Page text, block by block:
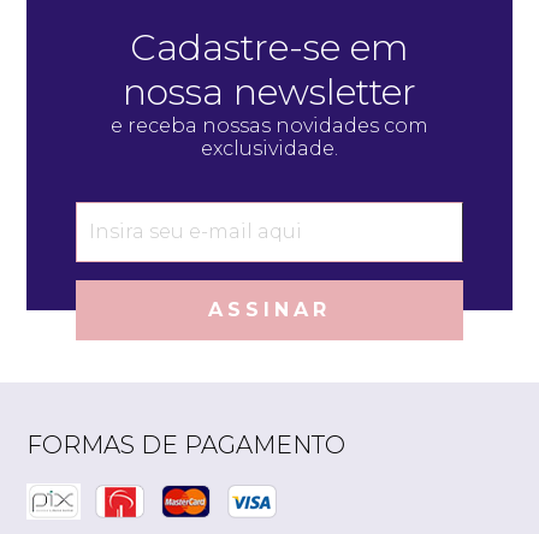
Cadastre-se em
nossa newsletter
e receba nossas novidades com
exclusividade.
ASSINAR
FORMAS DE PAGAMENTO